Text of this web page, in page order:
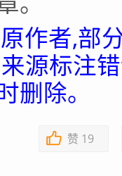
作者,部
源标注
删除。
赞 19